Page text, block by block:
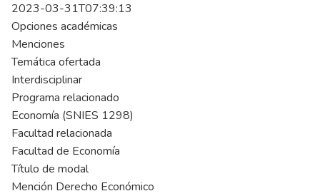
2023-03-31T07:39:13
Opciones académicas
Menciones
Temática ofertada
Interdisciplinar
Programa relacionado
Economía (SNIES 1298)
Facultad relacionada
Facultad de Economía
Título de modal
Mención Derecho Económico